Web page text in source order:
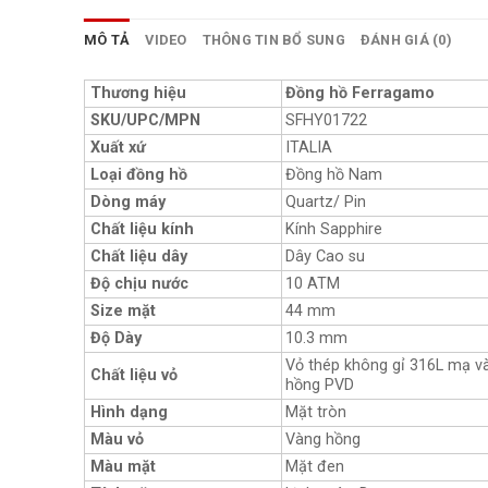
MÔ TẢ VIDEO THÔNG TIN BỔ SUNG ĐÁNH GIÁ (0)
Thương hiệu
Đồng hồ Ferragamo
SKU/UPC/MPN
SFHY01722
Xuất xứ
ITALIA
Loại đồng hồ
Đồng hồ Nam
Dòng máy
Quartz/ Pin
Chất liệu kính
Kính Sapphire
Chất liệu dây
Dây Cao su
Độ chịu nước
10 ATM
Size mặt
44 mm
Độ Dày
10.3 mm
Chất liệu vỏ
Vỏ thép không gỉ 316L mạ
hồng PVD
Hình dạng
Mặt tròn
Màu vỏ
Vàng hồng
Màu mặt
Mặt đen